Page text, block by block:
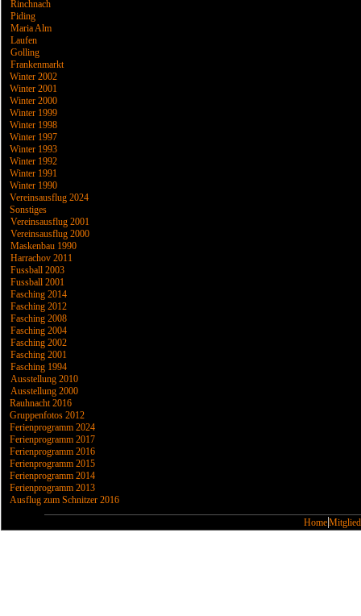
Rinchnach
Piding
Maria Alm
Laufen
Golling
Frankenmarkt
Winter 2002
Winter 2001
Winter 2000
Winter 1999
Winter 1998
Winter 1997
Winter 1993
Winter 1992
Winter 1991
Winter 1990
Vereinsausflug 2024
Sonstiges
Vereinsausflug 2001
Vereinsausflug 2000
Maskenbau 1990
Harrachov 2011
Fussball 2003
Fussball 2001
Fasching 2014
Fasching 2012
Fasching 2008
Fasching 2004
Fasching 2002
Fasching 2001
Fasching 1994
Ausstellung 2010
Ausstellung 2000
Rauhnacht 2016
Gruppenfotos 2012
Ferienprogramm 2024
Ferienprogramm 2017
Ferienprogramm 2016
Ferienprogramm 2015
Ferienprogramm 2014
Ferienprogramm 2013
Ausflug zum Schnitzer 2016
Home